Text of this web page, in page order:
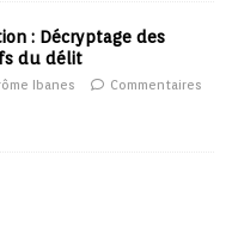
: Décryptage des
du délit
Ibanes
Commentaires